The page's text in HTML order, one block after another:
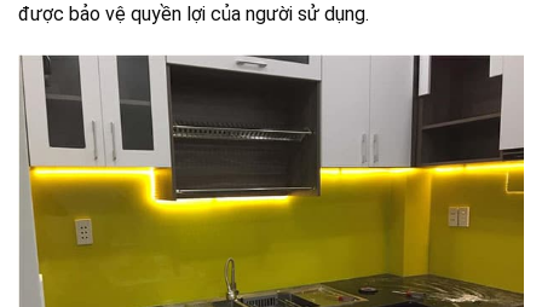
được bảo vệ quyền lợi của người sử dụng.